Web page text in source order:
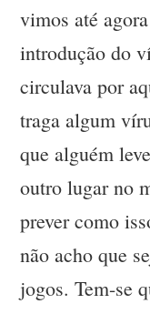
vimos até
introdução do
circulava por
traga algum
que alguém
outro lugar no
prever como
não acho que
jogos. Tem-se